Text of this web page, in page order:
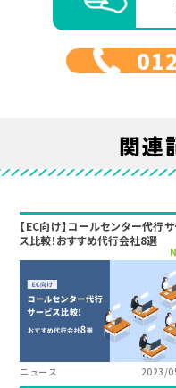
関連
【EC向け】コールセンター代行
ス比較！おすすめ代行会社8選
ニュース 2023/